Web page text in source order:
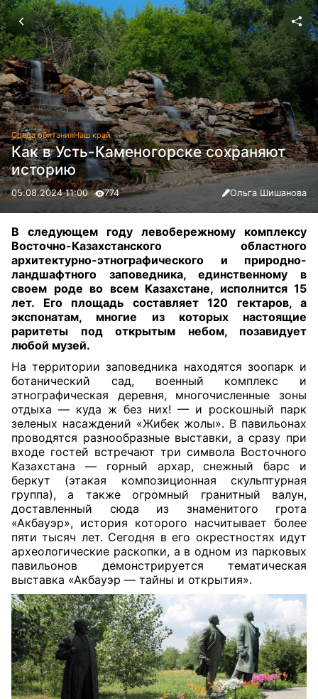
Среда обитанияНаш край
Как в Усть-Каменогорске сохраняют
историю
05.08.2024 11:00 774 Ольга Шишанова
В следующем году левобережному комплексу
Восточно-Казахстанского областного
архитектурно-этнографического и природно-
ландшафтного заповедника, единственному в
своем роде во всем Казахстане, исполнится 15
лет. Его площадь составляет 120 гектаров, а
экспонатам, многие из которых настоящие
раритеты под открытым небом, позавидует
любой музей.
На территории заповедника находятся зоопарк и
ботанический сад, военный комплекс и
этнографическая деревня, многочисленные зоны
отдыха — куда ж без них! — и роскошный парк
зеленых насаждений «Жибек жолы». В павильонах
проводятся разнообразные выставки, а сразу при
входе гостей встречают три символа Восточного
Казахстана — горный архар, снежный барс и
беркут (этакая композиционная скульптурная
группа), а также огромный гранитный валун,
доставленный сюда из знаменитого грота
«Акбауэр», история которого насчитывает более
пяти тысяч лет. Сегодня в его окрестностях идут
археологические раскопки, а в одном из парковых
павильонов демонстрируется тематическая
выставка «Акбауэр — тайны и открытия».